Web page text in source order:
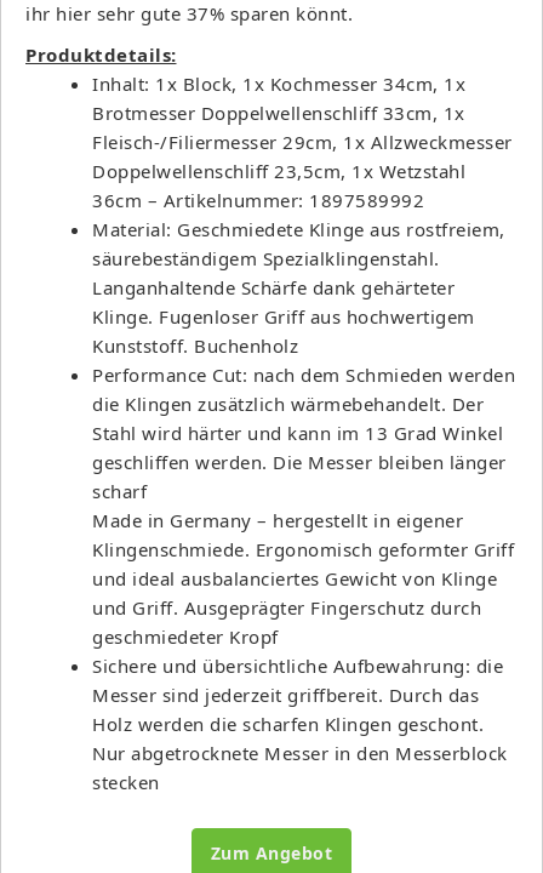
ihr hier sehr gute 37% sparen könnt.
Produktdetails:
Inhalt: 1x Block, 1x Kochmesser 34cm, 1x
Brotmesser Doppelwellenschliff 33cm, 1x
Fleisch-/Filiermesser 29cm, 1x Allzweckmesser
Doppelwellenschliff 23,5cm, 1x Wetzstahl
36cm – Artikelnummer: 1897589992
Material: Geschmiedete Klinge aus rostfreiem,
säurebeständigem Spezialklingenstahl.
Langanhaltende Schärfe dank gehärteter
Klinge. Fugenloser Griff aus hochwertigem
Kunststoff. Buchenholz
Performance Cut: nach dem Schmieden werden
die Klingen zusätzlich wärmebehandelt. Der
Stahl wird härter und kann im 13 Grad Winkel
geschliffen werden. Die Messer bleiben länger
scharf
Made in Germany – hergestellt in eigener
Klingenschmiede. Ergonomisch geformter Griff
und ideal ausbalanciertes Gewicht von Klinge
und Griff. Ausgeprägter Fingerschutz durch
geschmiedeter Kropf
Sichere und übersichtliche Aufbewahrung: die
Messer sind jederzeit griffbereit. Durch das
Holz werden die scharfen Klingen geschont.
Nur abgetrocknete Messer in den Messerblock
stecken
Zum Angebot